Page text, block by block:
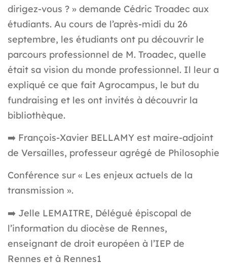
dirigez-vous ? » demande Cédric Troadec aux
étudiants. Au cours de l’après-midi du 26
septembre, les étudiants ont pu découvrir le
parcours professionnel de M. Troadec, quelle
était sa vision du monde professionnel. Il leur a
expliqué ce que fait Agrocampus, le but du
fundraising et les ont invités à découvrir la
bibliothèque.
➡️ François-Xavier BELLAMY est maire-adjoint
de Versailles, professeur agrégé de Philosophie
Conférence sur « Les enjeux actuels de la
transmission ».
➡️ Jelle LEMAITRE, Délégué épiscopal de
l’information du diocèse de Rennes,
enseignant de droit européen à l’IEP de
Rennes et à Rennes1